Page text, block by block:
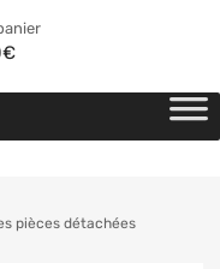
€
pièces détachées